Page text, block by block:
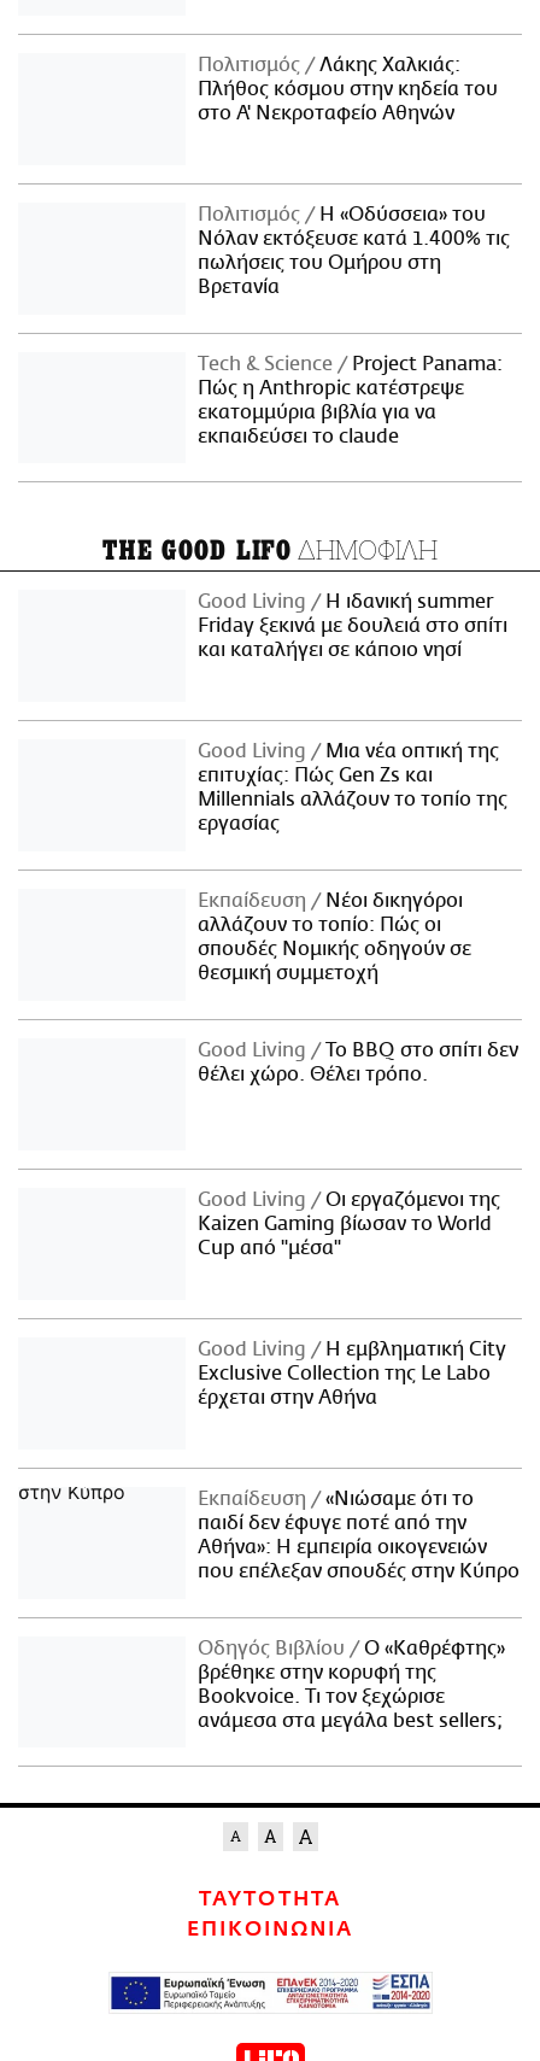
Πολιτισμός
Λάκης Χαλκιάς:
Πλήθος κόσμου στην κηδεία του
στο Α' Νεκροταφείο Αθηνών
Πολιτισμός
Η «Οδύσσεια» του
Νόλαν εκτόξευσε κατά 1.400% τις
πωλήσεις του Ομήρου στη
Βρετανία
Τech & Science
Project Panama:
Πώς η Anthropic κατέστρεψε
εκατομμύρια βιβλία για να
εκπαιδεύσει το claude
THE GOOD LIFO ΔΗΜΟΦΙΛΗ
Good Living
Η ιδανική summer
Friday ξεκινά με δουλειά στο σπίτι
και καταλήγει σε κάποιο νησί
Good Living
Μια νέα οπτική της
επιτυχίας: Πώς Gen Zs και
Millennials αλλάζουν το τοπίο της
εργασίας
Εκπαίδευση
Νέοι δικηγόροι
αλλάζουν το τοπίο: Πώς οι
σπουδές Νομικής οδηγούν σε
θεσμική συμμετοχή
Good Living
Το BBQ στο σπίτι δεν
θέλει χώρο. Θέλει τρόπο.
Good Living
Οι εργαζόμενοι της
Kaizen Gaming βίωσαν το World
Cup από "μέσα"
Good Living
Η εμβληματική City
Exclusive Collection της Le Labo
έρχεται στην Αθήνα
Εκπαίδευση
«Νιώσαμε ότι το
παιδί δεν έφυγε ποτέ από την
Αθήνα»: Η εμπειρία οικογενειών
που επέλεξαν σπουδές στην Κύπρο
Οδηγός Βιβλίου
Ο «Καθρέφτης»
βρέθηκε στην κορυφή της
Bookvoice. Τι τον ξεχώρισε
ανάμεσα στα μεγάλα best sellers;
ΤΑΥΤΟΤΗΤΑ
ΕΠΙΚΟΙΝΩΝΙΑ